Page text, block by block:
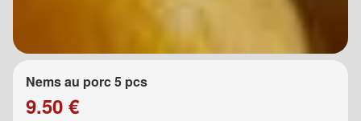
Nems au porc 5 pcs
9.50 €